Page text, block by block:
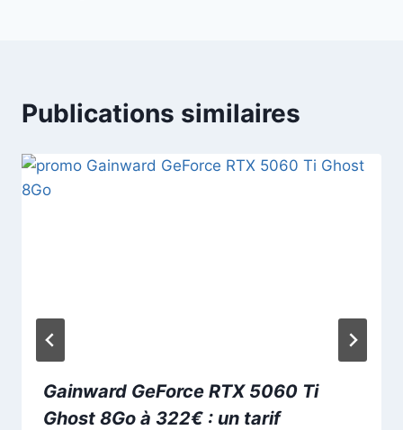
Publications similaires
Gainward GeForce RTX 5060 Ti
Ghost 8Go à 322€ : un tarif